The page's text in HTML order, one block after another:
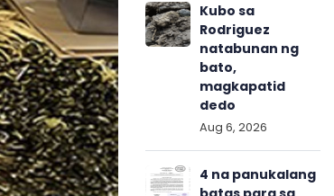
Kubo sa
Rodriguez
natabunan ng
bato,
magkapatid
dedo
Aug 6, 2026
4 na panukalang